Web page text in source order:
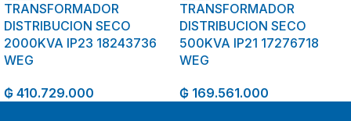
TRANSFORMADOR
DISTRIBUCION SECO
2000KVA IP23 18243736
WEG
₲ 410.729.000
TRANSFORMADOR
DISTRIBUCION SECO
500KVA IP21 17276718
WEG
₲ 169.561.000